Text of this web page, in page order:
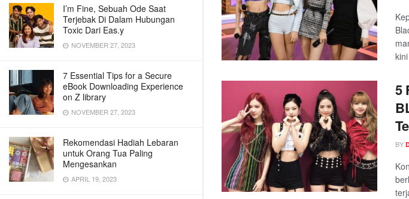
I’m Fine, Sebuah Ode Saat
Terjebak Di Dalam Hubungan
Toxic Dari Eas.y
NOVEMBER 27, 2023
7 Essential Tips for a Secure
eBook Downloading Experience
on Z library
NOVEMBER 27, 2023
Rekomendasi Hadiah Lebaran
untuk Orang Tua Paling
Mengesankan
APRIL 19, 2023
5
BY